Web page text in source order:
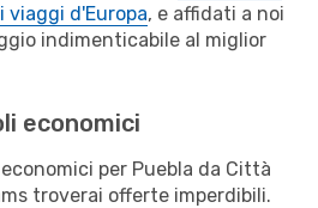
viaggi d'Europa, e affidati a noi
indimenticabile al miglior
economici
per Puebla da Città
troverai offerte imperdibili.